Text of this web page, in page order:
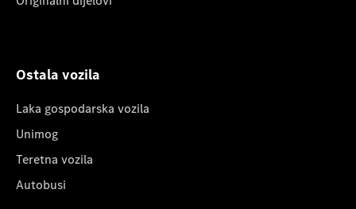
Ostala vozila
Laka gospodarska vozila
Unimog
Teretna vozila
Autobusi